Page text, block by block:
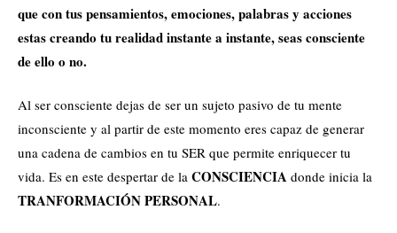
que con tus pensamientos, emociones, palabras y acciones
estas creando tu realidad instante a instante, seas consciente
de ello o no.
Al ser consciente dejas de ser un sujeto pasivo de tu mente
inconsciente y al partir de este momento eres capaz de generar
una cadena de cambios en tu SER que permite enriquecer tu
vida. Es en este despertar de la CONSCIENCIA donde inicia la
TRANFORMACIÓN PERSONAL.